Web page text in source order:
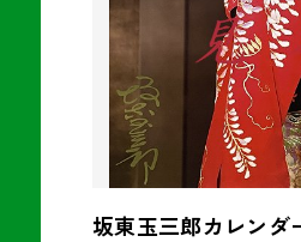
坂東玉三郎カレンダ